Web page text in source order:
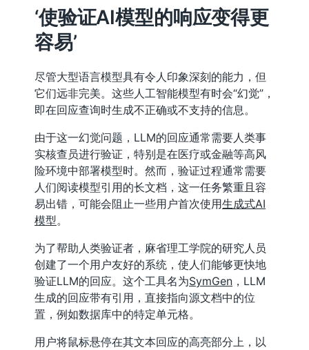
‘使验证AI模型的响应变得更
容易’
尽管大型语言模型具有令人印象深刻的能力，但
它们远非完美。这些人工智能模型有时会“幻觉”，
即在回应查询时生成不正确或不支持的信息。
由于这一幻觉问题，LLM的回应通常需要人类事
实核查员进行验证，特别是在医疗或金融等高风
险环境中部署模型时。然而，验证过程通常需要
人们阅读模型引用的长文档，这一任务繁重且容
易出错，可能会阻止一些用户首次使用生成式AI
模型。
为了帮助人类验证者，麻省理工学院的研究人员
创建了一个用户友好的系统，使人们能够更快地
验证LLM的回应。这个工具名为SymGen ，LLM
生成的回应带有引用，直接指向源文档中的位
置，例如数据库中的特定单元格。
用户将鼠标悬停在其文本回应的高亮部分上，以